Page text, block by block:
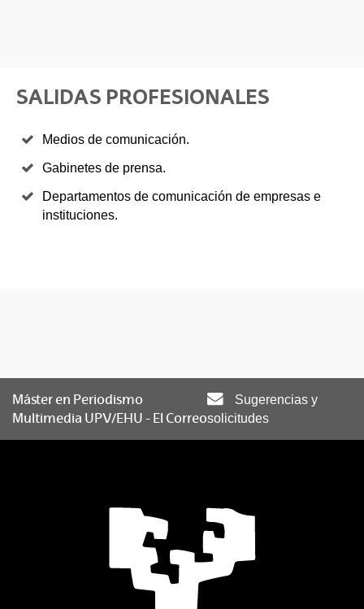
SALIDAS PROFESIONALES
Medios de comunicación.
Gabinetes de prensa.
Departamentos de comunicación de empresas e
instituciones.
Máster en Periodismo
Multimedia UPV/EHU - El Correo
Sugerencias y
solicitudes